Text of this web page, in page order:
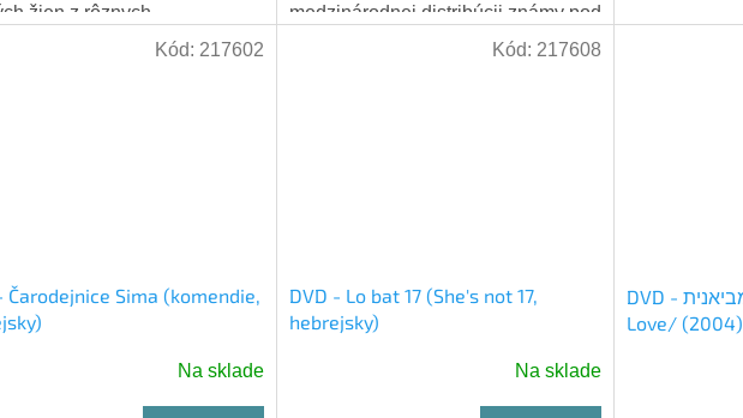
žien z rôznych
vrstiev, ktoré
medzinárodnej distribúcii známy pod
názvom The Band's Visit. Ide o
Čarodejnice Sima (komendie,
Na sklade
Kód: 217602
DVD - Lo bat 17 (She's not 17,
hebrejsky)
Na sklade
Kód: 217608
DVD - אהבה קולומביאנית /Colombian
Love/ (2004)